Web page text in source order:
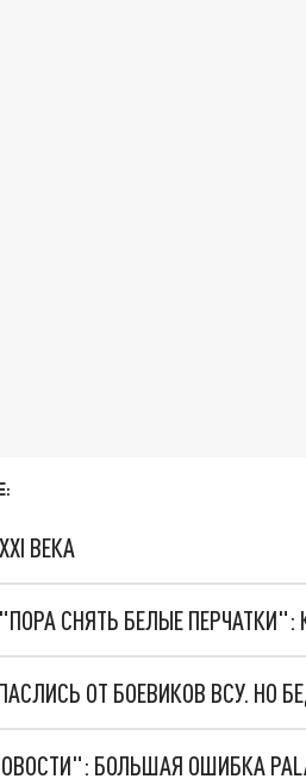
ВЕКА
СНЯТЬ БЕЛЫЕ ПЕРЧАТКИ":
ОТ БОЕВИКОВ ВСУ. НО